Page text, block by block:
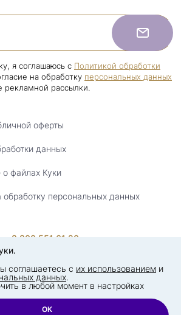
я соглашаюсь с Политикой обработки
на обработку персональных данных
рекламной рассылки.
© «Эвалар», 2003 — 2026
оферты
данных
файлах Куки
обработку персональных данных
8 800 551 61 20
Наб. Пресненская, Д. 12, Ком. А2
соглашаетесь с их использованием и
данных.
в любой момент в настройках
ОК